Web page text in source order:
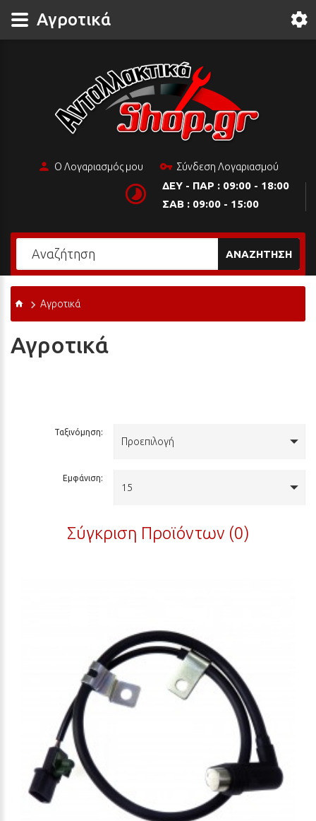
Ο Λογαριασμός μου Σύνδεση Λογαριασμού
ΔΕΥ - ΠΑΡ : 09:00 - 18:00
ΣΑΒ : 09:00 - 15:00
ΑΝΑΖΉΤΗΣΗ
Αγροτικά
Αγροτικά
Ταξινόμηση:
Προεπιλογή
Εμφάνιση:
15
Σύγκριση Προϊόντων (0)
Αγροτικά